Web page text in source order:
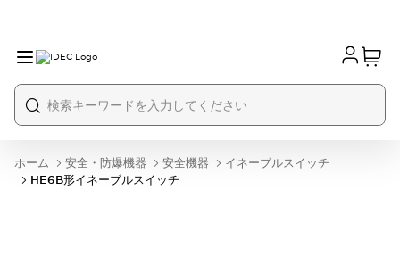
ホーム 安全・防爆機器 安全機器
イネーブルスイッチ
HE6B形イネーブルスイッチ